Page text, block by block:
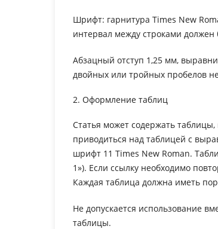
Шрифт: гарнитура Times New
интервал между строками должен
Абзацный отступ 1,25 мм,
двойных или тройных пробелов
2. Оформление таблиц
Статья может содержать
приводиться над таблицей с
шрифт 11 Times New Roman.
1»). Если ссылку необходимо
Каждая таблица должна иметь
Не допускается использование
таблицы.